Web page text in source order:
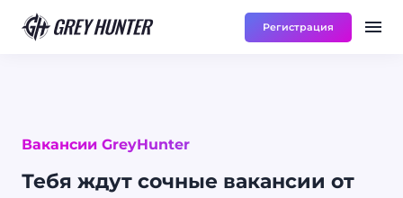
UA Работа
Регистрация
Вакансии GreyHunter
Тебя ждут сочные вакансии от